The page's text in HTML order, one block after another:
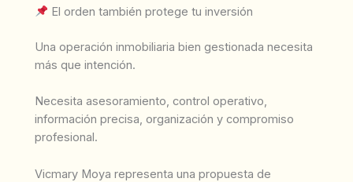
El orden también protege tu inversión
Una operación inmobiliaria bien gestionada necesita
más que intención.
Necesita asesoramiento, control operativo,
información precisa, organización y compromiso
profesional.
Vicmary Moya representa una propuesta de